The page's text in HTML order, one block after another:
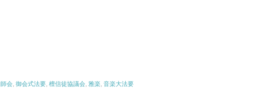
会 御会式法要 檀信徒協議会 雅楽 音楽大法要